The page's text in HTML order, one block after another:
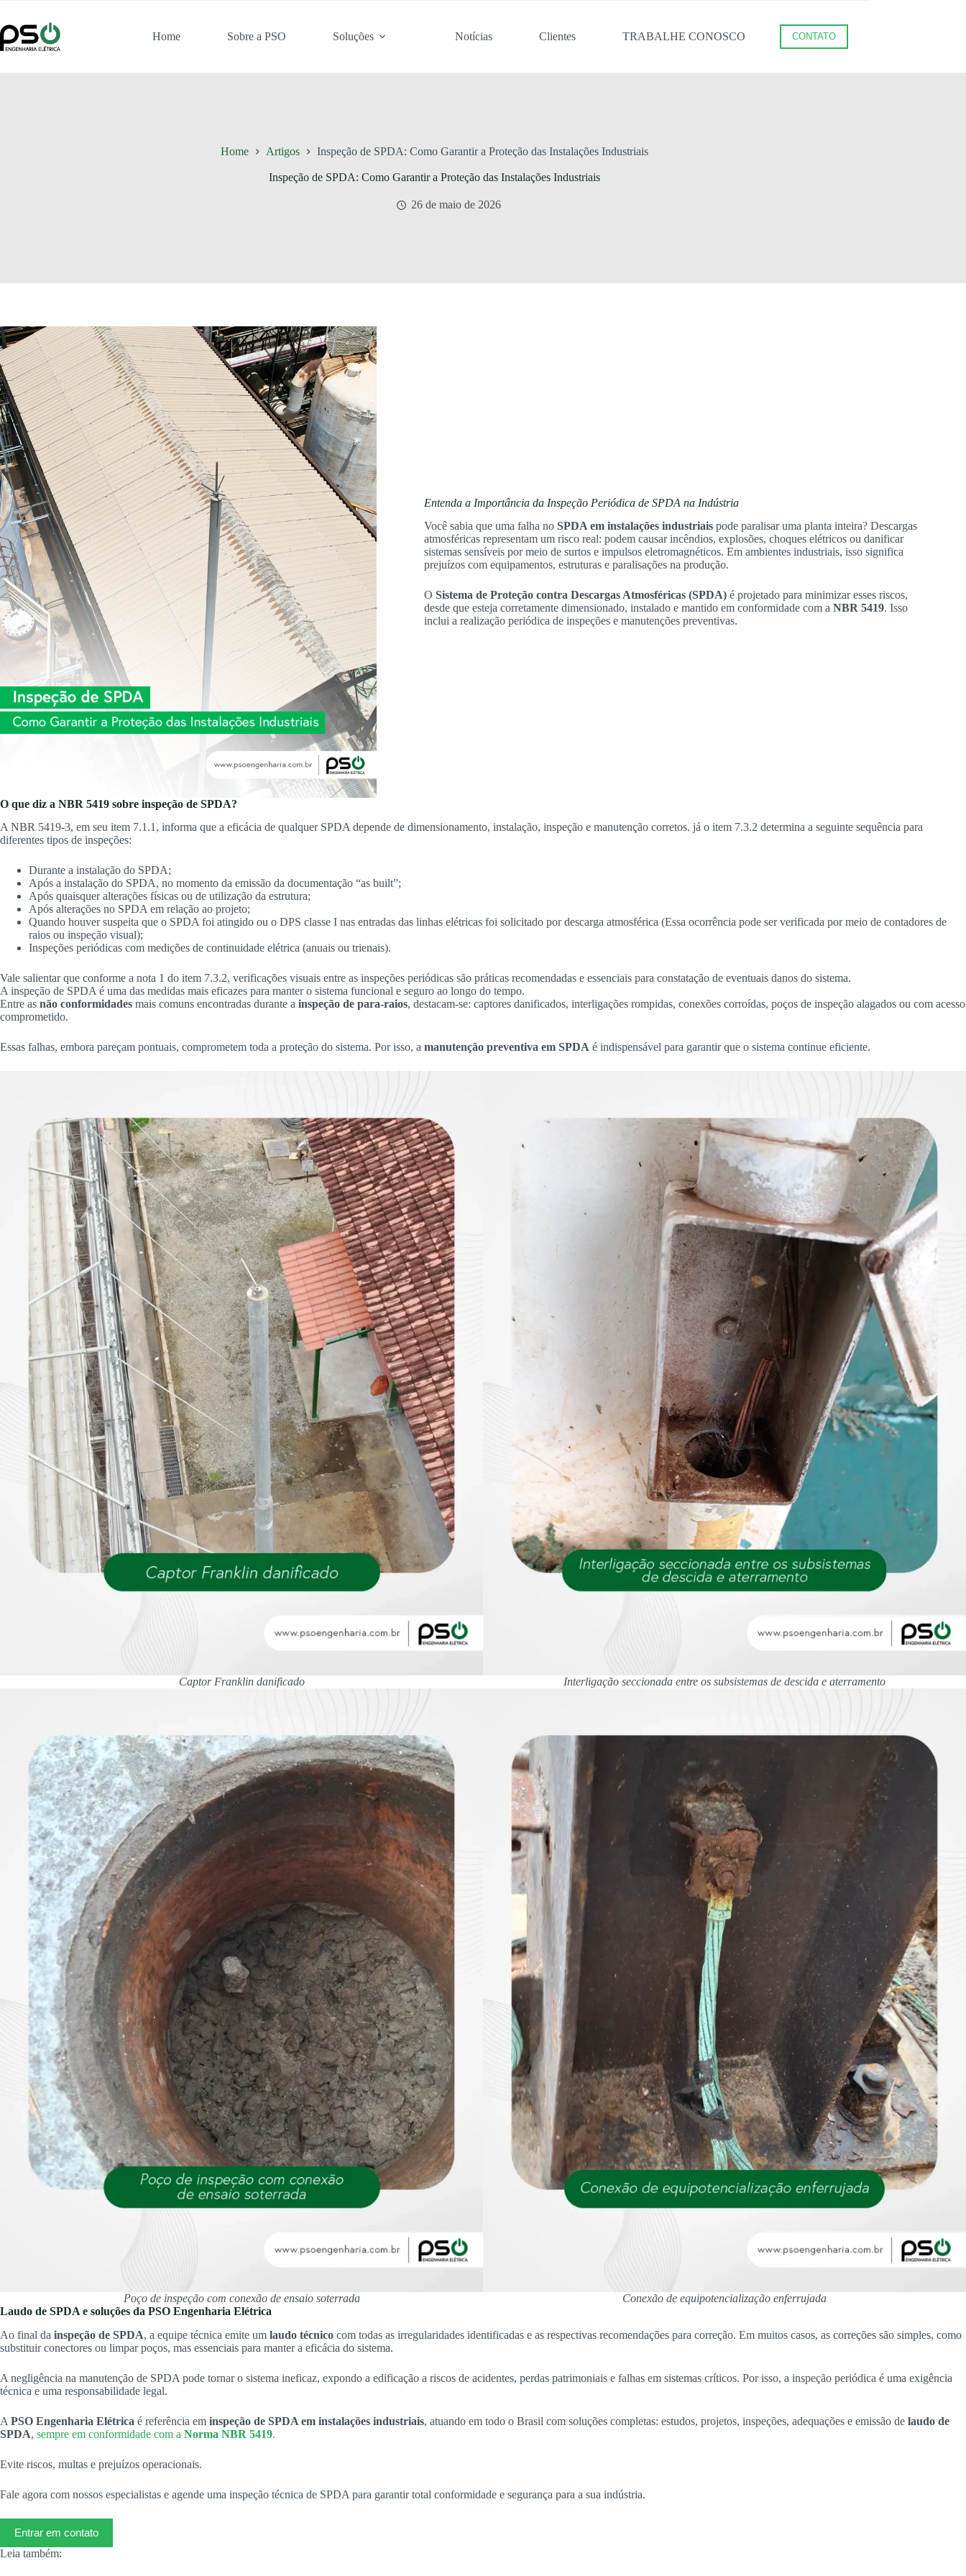
o
conteúdo
Home Sobre a PSO Soluções Notícias Clientes TRABALHE CONOSCO CONTATO
Home Artigos Inspeção de SPDA: Como Garantir a Proteção das Instalações Industriais
Inspeção de SPDA: Como Garantir a Proteção das Instalações Industriais
26 de maio de 2026
Entenda a Importância da Inspeção Periódica de SPDA na Indústria
Você sabia que uma falha no SPDA em instalações industriaispode paralisar uma planta inteira? Descargas
atmosféricas representam um risco real: podem causar incêndios, explosões, choques elétricos ou danificar
sistemas sensíveis por meio de surtos e impulsos eletromagnéticos. Em ambientes industriais, isso significa
prejuízos com equipamentos, estruturas e paralisações na produção.
O Sistema de Proteção contra Descargas Atmosféricas (SPDA)é projetado para minimizar esses riscos,
desde que esteja corretamente dimensionado, instalado e mantido em conformidade com a NBR 5419. Isso
inclui a realização periódica de inspeções e manutenções preventivas.
O que diz a NBR 5419 sobre inspeção de SPDA?
A NBR 5419-3, em seu item 7.1.1, informa que a eficácia de qualquer SPDA depende de dimensionamento, instalação, inspeção e manutenção corretos. já o item 7.3.2 determina a seguinte sequência para
diferentes tipos de inspeções:
Durante a instalação do SPDA;
Após a instalação do SPDA, no momento da emissão da documentação “as built”;
Após quaisquer alterações físicas ou de utilização da estrutura;
Após alterações no SPDA em relação ao projeto;
Quando houver suspeita que o SPDA foi atingido ou o DPS classe I nas entradas das linhas elétricas foi solicitado por descarga atmosférica (Essa ocorrência pode ser verificada por meio de contadores de
raios ou inspeção visual);
Inspeções periódicas com medições de continuidade elétrica (anuais ou trienais).
Vale salientar que conforme a nota 1 do item 7.3.2, verificações visuais entre as inspeções periódicas são práticas recomendadas e essenciais para constatação de eventuais danos do sistema.
A inspeção de SPDA é uma das medidas mais eficazes para manter o sistema funcional e seguro ao longo do tempo.
Entre as não conformidades mais comuns encontradas durante a inspeção de para-raios, destacam-se: captores danificados, interligações rompidas, conexões corroídas, poços de inspeção alagados ou com acesso
comprometido.
Essas falhas, embora pareçam pontuais, comprometem toda a proteção do sistema. Por isso, a manutenção preventiva em SPDA é indispensável para garantir que o sistema continue eficiente.
Captor Franklin danificado Interligação seccionada entre os subsistemas de descida e aterramento
Poço de inspeção com conexão de ensaio soterrada
Conexão de equipotencialização enferrujada
Laudo de SPDA e soluções da PSO Engenharia Elétrica
Ao final da inspeção de SPDA, a equipe técnica emite um laudo técnico com todas as irregularidades identificadas e as respectivas recomendações para correção. Em muitos casos, as correções são simples, como
substituir conectores ou limpar poços, mas essenciais para manter a eficácia do sistema.
A negligência na manutenção de SPDA pode tornar o sistema ineficaz, expondo a edificação a riscos de acidentes, perdas patrimoniais e falhas em sistemas críticos. Por isso, a inspeção periódica é uma exigência
técnica e uma responsabilidade legal.
A PSO Engenharia Elétrica é referência em inspeção de SPDA em instalações industriais, atuando em todo o Brasil com soluções completas: estudos, projetos, inspeções, adequações e emissão de laudo de
SPDA, sempre em conformidade com a Norma NBR 5419.
Evite riscos, multas e prejuízos operacionais.
Fale agora com nossos especialistas e agende uma inspeção técnica de SPDA para garantir total conformidade e segurança para a sua indústria.
Entrar em contato
Leia também: